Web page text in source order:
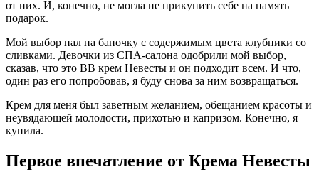
от них. И, конечно, не могла не прикупить себе на память
подарок.
Мой выбор пал на баночку с содержимым цвета клубники со
сливками. Девочки из СПА-салона одобрили мой выбор,
сказав, что это ВВ крем Невесты и он подходит всем. И что,
один раз его попробовав, я буду снова за ним возвращаться.
Крем для меня был заветным желанием, обещанием красоты и
неувядающей молодости, прихотью и капризом. Конечно, я
купила.
Первое впечатление от Крема Невесты